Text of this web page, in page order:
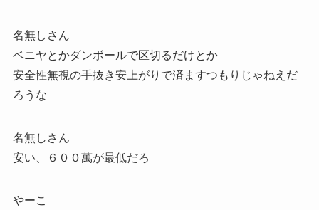
名無しさん
ベニヤとかダンボールで区切るだけとか
安全性無視の手抜き安上がりで済ますつもりじゃねえだ
ろうな
名無しさん
安い、６００萬が最低だろ
やーこ